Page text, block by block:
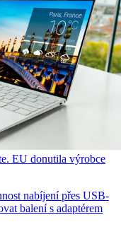
EU donutila výrobce
nabíjení přes USB-
balení s adaptérem